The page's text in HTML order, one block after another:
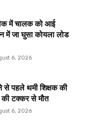
में चालक को आई
में जा घुसा कोयला लोड
6, 2026
पहले थमी शिक्षक की
टक्कर से मौत
6, 2026